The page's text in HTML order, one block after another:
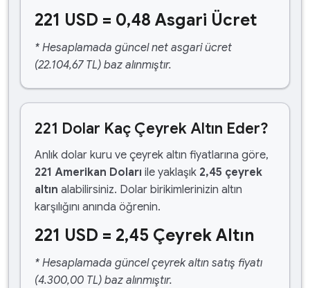
221 USD = 0,48 Asgari Ücret
* Hesaplamada güncel net asgari ücret
(22.104,67 TL) baz alınmıştır.
221 Dolar Kaç Çeyrek Altın Eder?
Anlık dolar kuru ve çeyrek altın fiyatlarına göre,
221 Amerikan Doları ile yaklaşık 2,45 çeyrek
altın alabilirsiniz. Dolar birikimlerinizin altın
karşılığını anında öğrenin.
221 USD = 2,45 Çeyrek Altın
* Hesaplamada güncel çeyrek altın satış fiyatı
(4.300,00 TL) baz alınmıştır.